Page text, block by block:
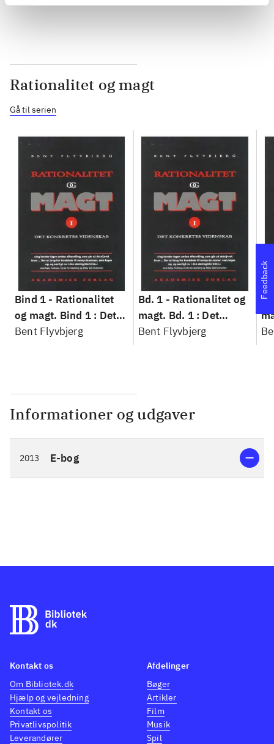
Rationalitet og magt
Gå til serien
Bind 1 - Rationalitet
og magt. Bind 1 : Det
konkretes videnskab
Bent Flyvbjerg
Bd. 1 - Rationalitet og
magt. Bd. 1 : Det
konkretes videnskab
Bent Flyvbjerg
Informationer og udgaver
2013 E-bog
Feedback
Kontakt os
Om Bibliotek.dk
Hjælp og vejledning
Kontakt os
Privatlivspolitik
Leverandører
Afdelinger
Bøger
Artikler
Film
Musik
Spil